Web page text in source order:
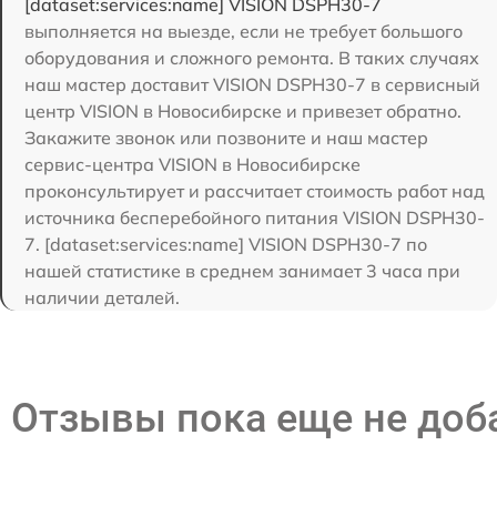
выполняется на выезде, если не требует большого
оборудования и сложного ремонта. В таких случаях
наш мастер доставит VISION DSPH30-7 в сервисный
центр VISION в Новосибирске и привезет обратно.
Закажите звонок или позвоните и наш мастер
сервис-центра VISION в Новосибирске
проконсультирует и рассчитает стоимость работ над
источника бесперебойного питания VISION DSPH30-
7. [dataset:services:name] VISION DSPH30-7 по
нашей статистике в среднем занимает 3 часа при
наличии деталей.
Отзывы пока еще не